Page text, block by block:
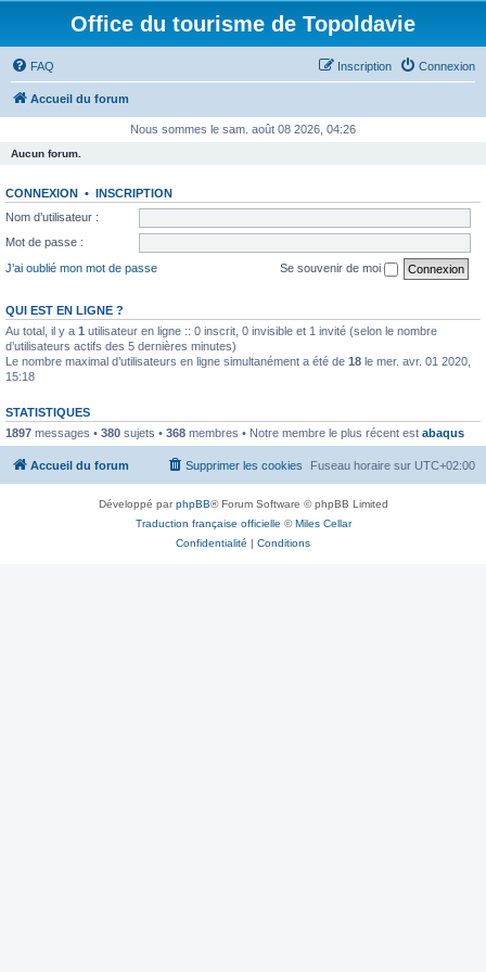
Office du tourisme de Topoldavie
FAQ Connexion
Inscription
Accueil du forum
Nous sommes le sam. août 08 2026, 04:26
Aucun forum.
CONNEXION • INSCRIPTION
Nom d’utilisateur :
Mot de passe :
J’ai oublié mon mot de passe
Se souvenir de moi
QUI EST EN LIGNE ?
Au total, il y a 1 utilisateur en ligne :: 0 inscrit, 0 invisible et 1 invité (selon le nombre
d’utilisateurs actifs des 5 dernières minutes)
Le nombre maximal d’utilisateurs en ligne simultanément a été de 18 le mer. avr. 01 2020,
15:18
STATISTIQUES
1897 messages • 380 sujets • 368 membres • Notre membre le plus récent est abaqus
Accueil du forum Fuseau horaire sur UTC+02:00
Supprimer les cookies
Développé parphpBB® Forum Software © phpBB Limited
Traduction française officielle ©Miles Cellar
Confidentialité | Conditions